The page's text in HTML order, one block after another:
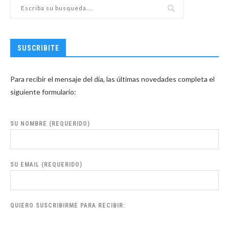
SUSCRIBITE
Para recibir el mensaje del día, las últimas novedades completa el
siguiente formulario:
SU NOMBRE (REQUERIDO)
SU EMAIL (REQUERIDO)
QUIERO SUSCRIBIRME PARA RECIBIR: